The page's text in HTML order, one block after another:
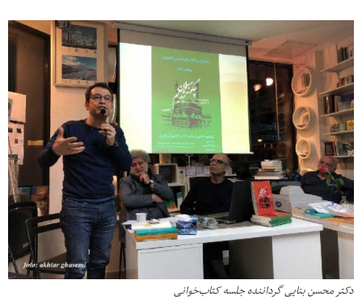
دکتر محسن بنایی گرداننده جلسه کتاب‌خوانی